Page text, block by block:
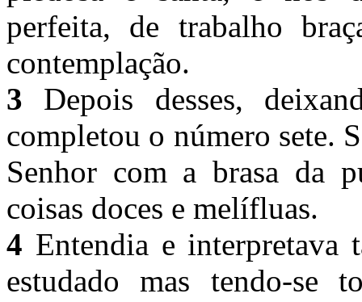
perfeita, de trabalho
contemplação.
3 Depois desses,
completou o número sete.
Senhor com a brasa da
coisas doces e melífluas.
4 Entendia e interpretava
estudado mas tendo-se